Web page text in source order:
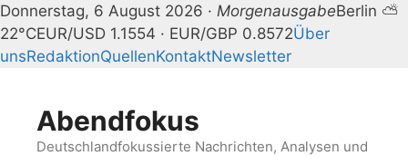
Donnerstag, 6 August 2026 · MorgenausgabeBerlin ⛅
22°CEUR/USD 1.1554 · EUR/GBP 0.8572Über
unsRedaktionQuellenKontaktNewsletter
springenAbendfokus
Deutschlandfokussierte Nachrichten, Analysen und